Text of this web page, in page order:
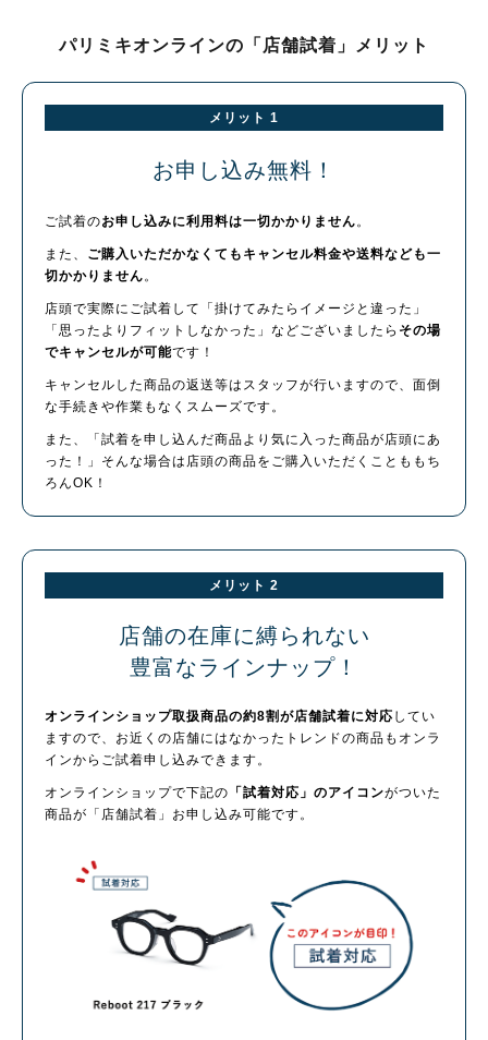
パリミキオンラインの 「店舗試着」メリット
メリット 1
お申し込み無料！
ご試着のお申し込みに利用料は一切かかりません。
また、 ご購入いただかなくてもキャンセル料金や送料なども一
切かかりません。
店頭で実際にご試着して「掛けてみたらイメージと違った」
「思ったよりフィットしなかった」などございましたら その場
でキャンセルが可能です！
キャンセルした商品の返送等はスタッフが行いますので、面倒
な手続きや作業もなくスムーズです。
また、「試着を申し込んだ商品より気に入った商品が店頭にあ
った！」そんな場合は店頭の商品をご購入いただくことももち
ろんOK！
メリット 2
店舗の在庫に縛られない
豊富なラインナップ！
オンラインショップ取扱商品の約8割が店舗試着に対応 してい
ますので、お近くの店舗にはなかったトレンドの商品もオンラ
インからご試着申し込みできます。
オンラインショップで下記の 「試着対応」のアイコンがついた
商品が「店舗試着」お申し込み可能です。